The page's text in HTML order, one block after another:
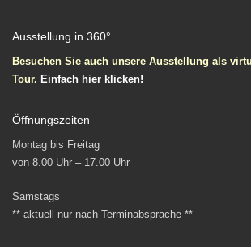
Ausstellung in 360°
Besuchen Sie auch unsere Ausstellung als
Tour. Einfach hier klicken!
Öffnungszeiten
Montag bis Freitag
von 8.00 Uhr – 17.00 Uhr
Samstags
** aktuell nur nach Terminabsprache **